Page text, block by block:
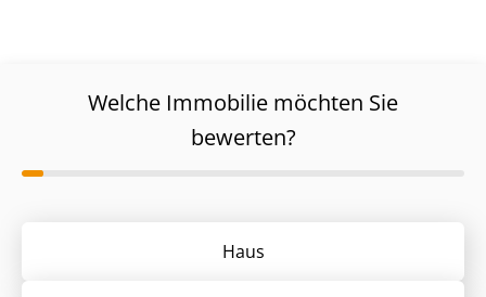
Welche Immobilie möchten Sie
bewerten?
Haus